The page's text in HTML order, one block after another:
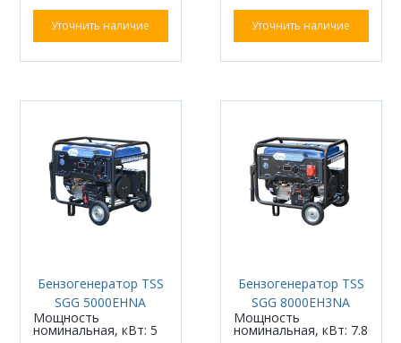
Уточнить наличие Уточнить наличие
Бензогенератор TSS
SGG 5000EHNA
Мощность
номинальная, кВт: 5
Бензогенератор TSS
SGG 8000EH3NA
Мощность
номинальная, кВт: 7.8